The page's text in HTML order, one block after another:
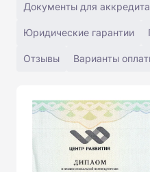
Документы для
Юридические гарантии
Отзывы Варианты